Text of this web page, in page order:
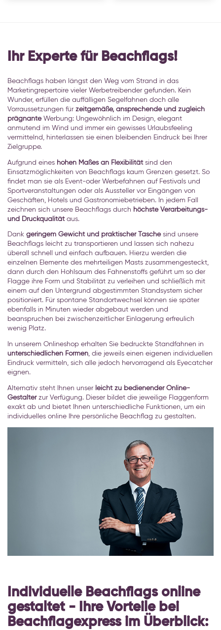
Ihr Experte für Beachflags!
Beachflags haben längst den Weg vom Strand in das
Marketingrepertoire vieler Werbetreibender gefunden. Kein
Wunder, erfüllen die auffälligen Segelfahnen doch alle
Vorraussetzungen für zeitgemäße, ansprechende und zugleich
prägnanteWerbung: Ungewöhnlich im Design, elegant
anmutend im Wind und immer ein gewisses Urlaubsfeeling
vermittelnd, hinterlassen sie einen bleibenden Eindruck bei Ihrer
Zielgruppe.
Aufgrund eines hohen Maßes an Flexibilitätsind den
Einsatzmöglichkeiten von Beachflags kaum Grenzen gesetzt. So
findet man sie als Event-oder Werbefahnen auf Festivals und
Sportveranstaltungen oder als Aussteller vor Eingängen von
Geschäften, Hotels und Gastronomiebetrieben. In jedem Fall
zeichnen sich unsere Beachflags durch höchste Verarbeitungs-
und Druckqualitätaus.
Dank geringem Gewicht und praktischer Taschesind unsere
Beachflags leicht zu transportieren und lassen sich nahezu
überall schnell und einfach aufbauen. Hierzu werden die
einzelnen Elemente des mehrteiligen Masts zusammengesteckt,
dann durch den Hohlsaum des Fahnenstoffs geführt um so der
Flagge ihre Form und Stabilität zu verleihen und schließlich mit
einem auf den Untergrund abgestimmten Standsystem sicher
positioniert. Für spontane Standortwechsel können sie später
ebenfalls in Minuten wieder abgebaut werden und
beanspruchen bei zwischenzeitlicher Einlagerung erfreulich
wenig Platz.
In unserem Onlineshop erhalten Sie bedruckte Standfahnen in
unterschiedlichen Formen, die jeweils einen eigenen individuellen
Eindruck vermitteln, sich alle jedoch hervorragend als Eyecatcher
eignen.
Alternativ steht Ihnen unser leicht zu bedienender Online-
Gestalterzur Verfügung. Dieser bildet die jeweilige Flaggenform
exakt ab und bietet Ihnen unterschiedliche Funktionen, um ein
individuelles online Ihre persönliche Beachflag zu gestalten.
Individuelle Beachflags online
gestaltet - Ihre Vorteile bei
Beachflagexpress im Überblick: